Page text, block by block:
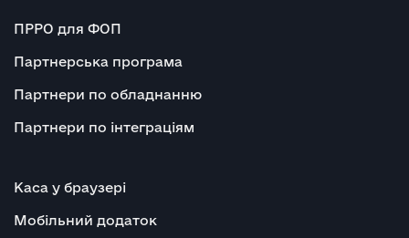
ПРРО для ФОП
Партнерська програма
Партнери по обладнанню
Партнери по інтеграціям
Каса у браузері
Мобільний додаток